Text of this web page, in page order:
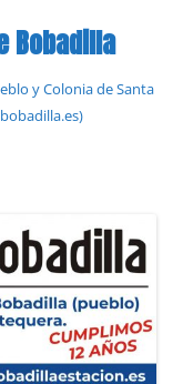
Bobadilla
y Colonia de Santa